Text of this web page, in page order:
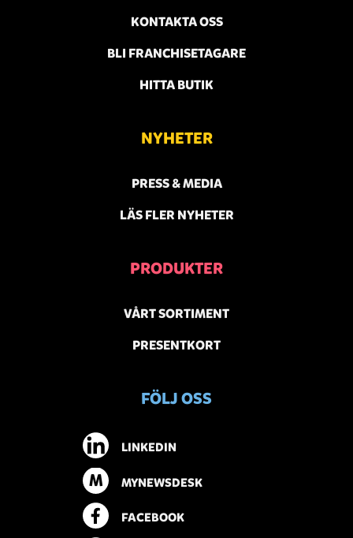
KONTAKTA OSS
BLI FRANCHISETAGARE
HITTA BUTIK
NYHETER
PRESS & MEDIA
LÄS FLER NYHETER
PRODUKTER
VÅRT SORTIMENT
PRESENTKORT
FÖLJ OSS
LINKEDIN
M MYNEWSDESK
FACEBOOK